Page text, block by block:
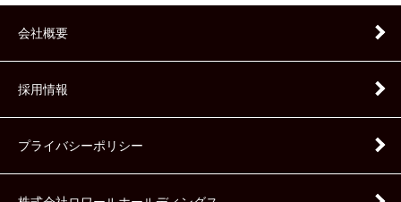
会社概要
採用情報
プライバシーポリシー